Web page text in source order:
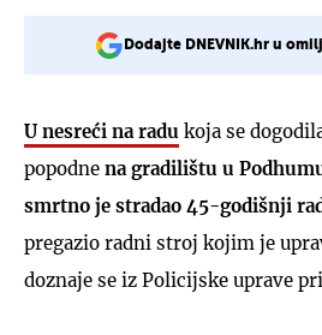
Dodajte DNEVNIK.hr u
U nesreći na radu koja se
popodne na gradilištu u
smrtno je stradao 45-godišnji
pregazio radni stroj kojim je
doznaje se iz Policijske uprave